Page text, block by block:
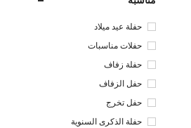
حفلة عيد ميلاد
حفلات مناسبات
حفلة زفاف
حفل الزفاف
حفل تخرج
حفلة الذكرى السنوية